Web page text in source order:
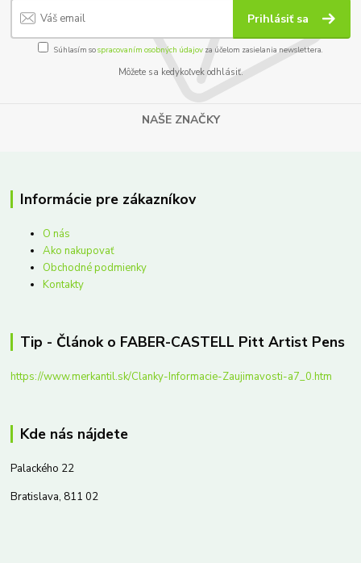
Prihlásiť sa
Súhlasím sospracovaním osobných údajov za účelom zasielania newslettera.
Môžete sa kedykoľvek odhlásiť.
NAŠE ZNAČKY
Informácie pre zákazníkov
O nás
Ako nakupovať
Obchodné podmienky
Kontakty
Tip - Článok o FABER-CASTELL Pitt Artist Pens
https://www.merkantil.sk/Clanky-Informacie-Zaujimavosti-a7_0.htm
Kde nás nájdete
Palackého 22
Bratislava, 811 02